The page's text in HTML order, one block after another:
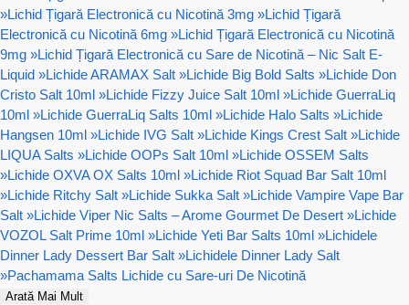
»Lichid Țigară Electronică cu Nicotină 3mg »Lichid Țigară
Electronică cu Nicotină 6mg »Lichid Țigară Electronică cu Nicotină
9mg »Lichid Țigară Electronică cu Sare de Nicotină – Nic Salt E-
Liquid »Lichide ARAMAX Salt »Lichide Big Bold Salts »Lichide Don
Cristo Salt 10ml »Lichide Fizzy Juice Salt 10ml »Lichide GuerraLiq
10ml »Lichide GuerraLiq Salts 10ml »Lichide Halo Salts »Lichide
Hangsen 10ml »Lichide IVG Salt »Lichide Kings Crest Salt »Lichide
LIQUA Salts »Lichide OOPs Salt 10ml »Lichide OSSEM Salts
»Lichide OXVA OX Salts 10ml »Lichide Riot Squad Bar Salt 10ml
»Lichide Ritchy Salt »Lichide Sukka Salt »Lichide Vampire Vape Bar
Salt »Lichide Viper Nic Salts – Arome Gourmet De Desert »Lichide
VOZOL Salt Prime 10ml »Lichide Yeti Bar Salts 10ml »Lichidele
Dinner Lady Dessert Bar Salt »Lichidele Dinner Lady Salt
»Pachamama Salts Lichide cu Sare-uri De Nicotină
Arată Mai Mult